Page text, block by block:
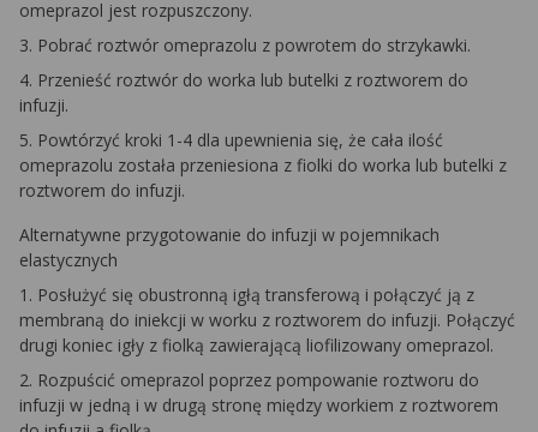
omeprazol jest rozpuszczony.
3. Pobrać roztwór omeprazolu z powrotem do strzykawki.
4. Przenieść roztwór do worka lub butelki z roztworem do
infuzji.
5. Powtórzyć kroki 1-4 dla upewnienia się, że cała ilość
omeprazolu została przeniesiona z fiolki do worka lub butelki z
roztworem do infuzji.
Alternatywne przygotowanie do infuzji w pojemnikach
elastycznych
1. Posłużyć się obustronną igłą transferową i połączyć ją z
membraną do iniekcji w worku z roztworem do infuzji. Połączyć
drugi koniec igły z fiolką zawierającą liofilizowany omeprazol.
2. Rozpuścić omeprazol poprzez pompowanie roztworu do
infuzji w jedną i w drugą stronę między workiem z roztworem